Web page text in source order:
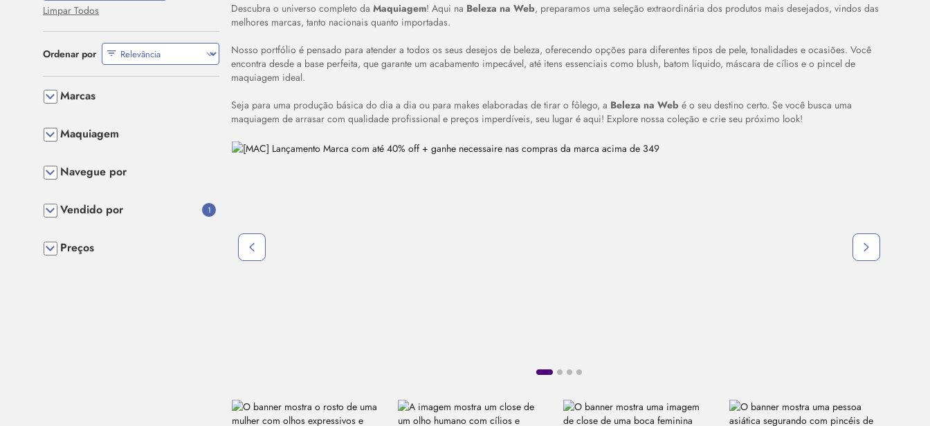
Descubra o universo completo daMaquiagem! Aqui na Beleza na Web, preparamos uma seleção extraordinária dos produtos mais desejados, vindos das
melhores marcas, tanto nacionais quanto importadas.
Nosso portfólio é pensado para atender a todos os seus desejos de beleza, oferecendo opções para diferentes tipos de pele, tonalidades e ocasiões. Você
encontra desde a base perfeita, que garante um acabamento impecável, até itens essenciais como blush, batom líquido, máscara de cílios e o pincel de
maquiagem ideal.
Seja para uma produção básica do dia a dia ou para makes elaboradas de tirar o fôlego, a Beleza na Web é o seu destino certo. Se você busca uma
maquiagem de arrasar com qualidade profissional e preços imperdíveis, seu lugar é aqui! Explore nossa coleção e crie seu próximo look!
Destaque
Limpar Todos
Ordenar por
Marcas
Maquiagem
Navegue por
Vendido por 1
Preços